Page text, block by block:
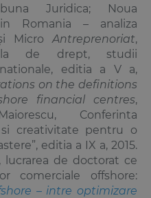
Juridica; Noua
Romania – analiza
Micro Antreprenoriat,
de drept, studii
editia a V a,
on the definitions
financial centres,
Conferinta
si creativitate pentru o
editia a IX a, 2015.
lucrarea de doctorat ce
comerciale offshore:
– intre optimizare